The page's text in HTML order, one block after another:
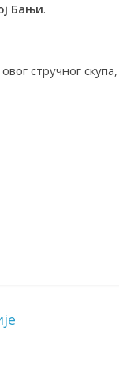
Бањи.
стручног скупа,